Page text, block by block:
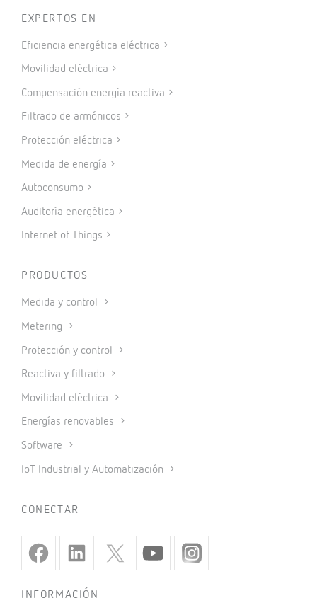
EXPERTOS EN
Eficiencia energética eléctrica
Movilidad eléctrica
Compensación energía reactiva
Filtrado de armónicos
Protección eléctrica
Medida de energía
Autoconsumo
Auditoría energética
Internet of Things
PRODUCTOS
Medida y control
Metering
Protección y control
Reactiva y filtrado
Movilidad eléctrica
Energías renovables
Software
IoT Industrial y Automatización
CONECTAR
INFORMACIÓN